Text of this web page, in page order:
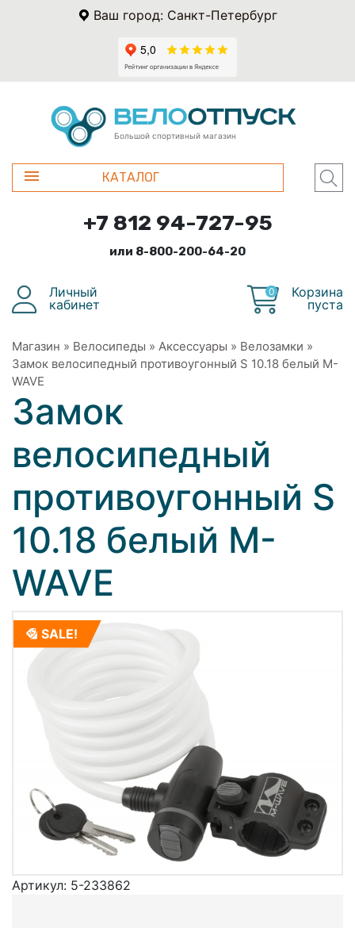
Ваш город: Санкт-Петербург
Большой спортивный магазин
КАТАЛОГ
+7 812 94-727-95
или 8-800-200-64-20
Личный
кабинет
0
Корзина
пуста
Магазин » Велосипеды » Аксессуары » Велозамки »
Замок велосипедный противоугонный S 10.18 белый M-
WAVE
Замок
велосипедный
противоугонный S
10.18 белый M-
WAVE
SALE!
Артикул: 5-233862